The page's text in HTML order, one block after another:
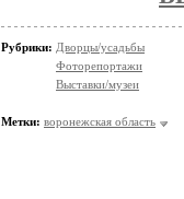
Рубрики: Дворцы/усадьбы
Фоторепортажи
Выставки/музеи
Метки: воронежская область